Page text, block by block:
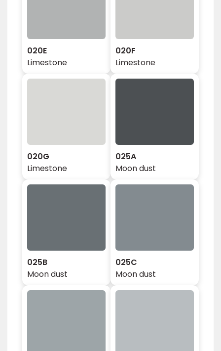
020E
Limestone
020F
Limestone
020G
Limestone
025A
Moon dust
025B
Moon dust
025C
Moon dust